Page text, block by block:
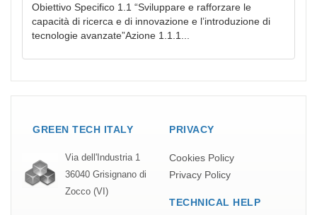
Obiettivo Specifico 1.1 “Sviluppare e rafforzare le
capacità di ricerca e di innovazione e l’introduzione di
tecnologie avanzate”Azione 1.1.1...
GREEN TECH ITALY
Via dell'Industria 1
36040 Grisignano di
Zocco (VI)
PRIVACY
Cookies Policy
Privacy Policy
TECHNICAL HELP